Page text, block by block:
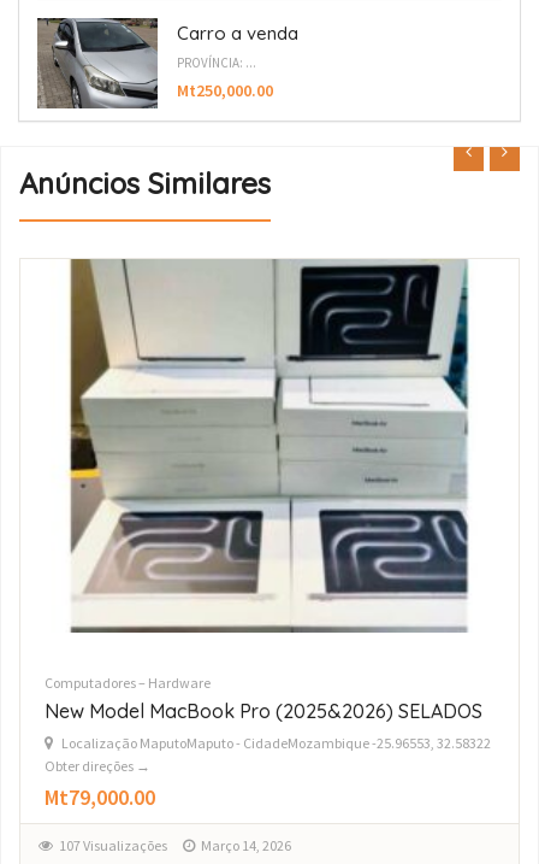
Carro a venda
PROVÍNCIA: ...
Mt250,000.00
Anúncios Similares
Computadores – Hardware
Lenovo ThinkBook 14-G4 Edição Exclusiva, i7-12Th
Gen. Entrega Grátis todo Pais
Localização MaputoMaputo - CidadeMozambique -25.96553, 32.58322
Obter direções →
Mt40,800.00